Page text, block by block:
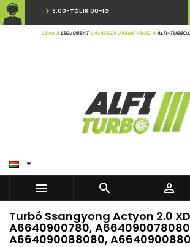
9:00-TÓL 18:00-IG
CSAK ALEGJOBBATVÁLASSZA JÁRMŰVÉHEZ AALFI-

  
Turbó Ssangyong Actyon 2.0 XDI
A6640900780,
A664090088080,